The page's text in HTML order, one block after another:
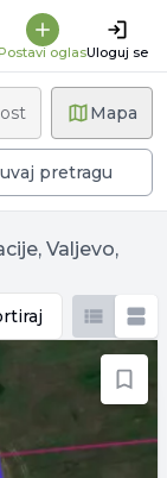
Postavi oglasUloguj se
Mapa
pretragu
Valjevo,